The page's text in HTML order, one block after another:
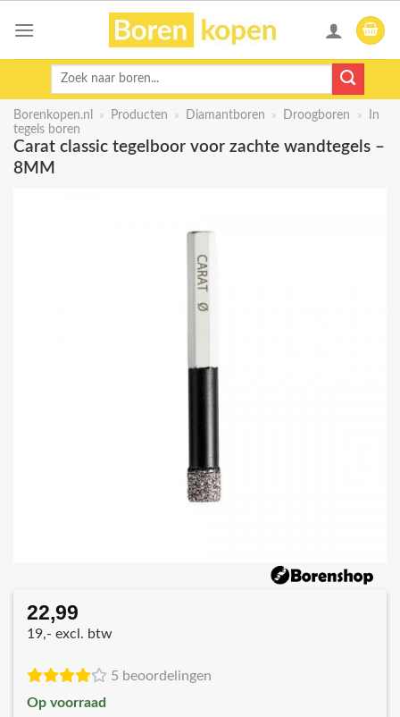
Zoeken
Borenkopen.nl » Producten » Diamantboren » Droogboren »
In
tegels boren
Carat classic tegelboor voor zachte wandtegels –
8MM
22,99
19,- excl. btw
5 beoordelingen
Op voorraad